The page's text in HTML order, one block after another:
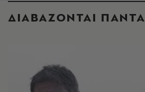
ΔΙΑΒΑΖΟΝΤΑΙ ΠΑΝΤΑ